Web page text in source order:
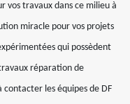
vos travaux dans ce milieu à
miracle pour vos projets
qui possèdent
réparation de
les équipes de DF